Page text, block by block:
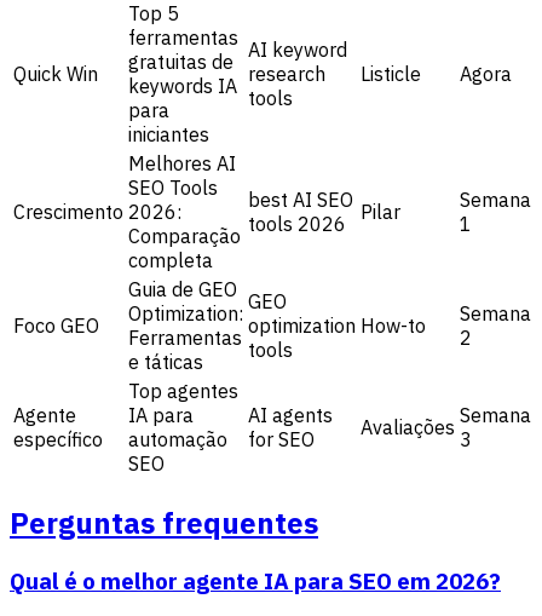
Quick Win
Top 5
ferramentas
gratuitas de
keywords IA
para
iniciantes
AI keyword
research
tools
Listicle Agora
Crescimento
Melhores AI
SEO Tools
2026:
Comparação
completa
best AI SEO
tools 2026
Pilar
Semana
1
Foco GEO
Guia de GEO
Optimization:
Ferramentas
e táticas
GEO
optimization
tools
How-to
Semana
2
Agente
específico
Top agentes
IA para
automação
SEO
AI agents
for SEO
Avaliações Semana
3
Perguntas frequentes
Qual é o melhor agente IA para SEO em 2026?